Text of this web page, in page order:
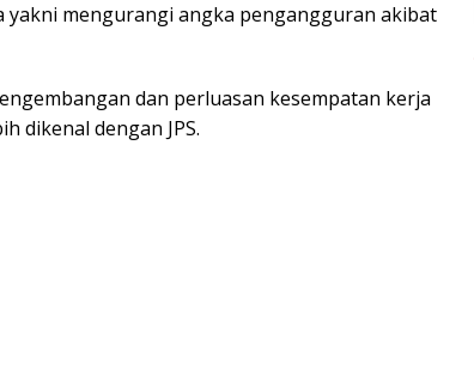
mengurangi angka pengangguran akibat
dan perluasan kesempatan kerja
dikenal dengan JPS.